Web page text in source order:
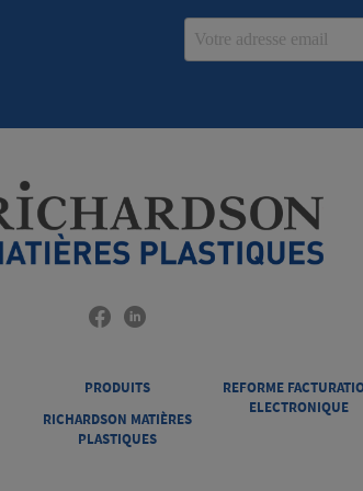
PRODUITS
RICHARDSON MATIÈRES
PLASTIQUES
REFORME
ELECTRONIQUE